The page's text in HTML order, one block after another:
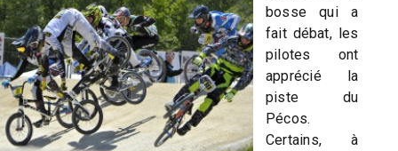
bosse qui a
fait débat, les
pilotes ont
apprécié la
piste du
Pécos.
Certains, à